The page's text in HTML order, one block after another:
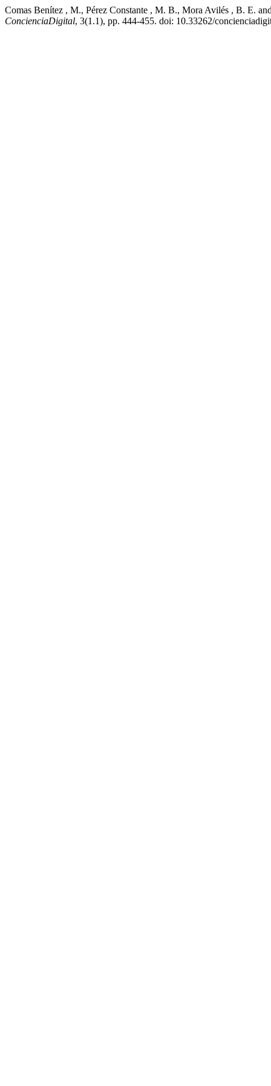
Comas Benítez , M., Pérez Constante , M. B., Mora Avilés , B. E.
ConcienciaDigital, 3(1.1), pp. 444-455. doi: 10.33262/